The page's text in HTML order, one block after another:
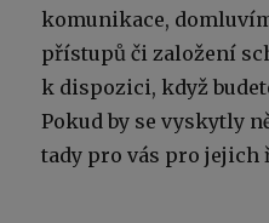
komunikace,
přístupů či založení
k dispozici, když
Pokud by se vyskytly
tady pro vás pro jejich